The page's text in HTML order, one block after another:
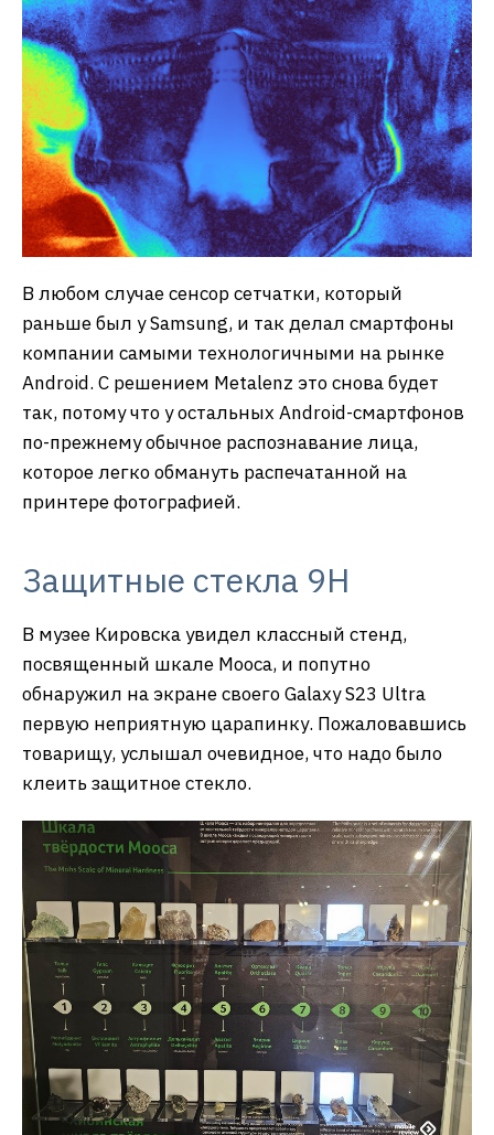
В любом случае сенсор сетчатки, который
раньше был у Samsung, и так делал смартфоны
компании самыми технологичными на рынке
Android. C решением Metalenz это снова будет
так, потому что у остальных Android-смартфонов
по-прежнему обычное распознавание лица,
которое легко обмануть распечатанной на
принтере фотографией.
Защитные стекла 9H
В музее Кировска увидел классный стенд,
посвященный шкале Мооса, и попутно
обнаружил на экране своего Galaxy S23 Ultra
первую неприятную царапинку. Пожаловавшись
товарищу, услышал очевидное, что надо было
клеить защитное стекло.